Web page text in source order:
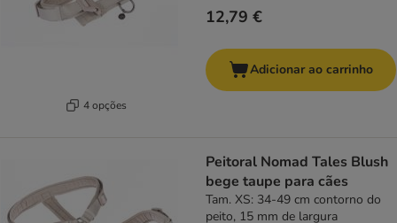
4 opções
12,79 €
Adicionar ao carrinho
Peitoral Nomad Tales Blush
bege taupe para cães
Tam. XS: 34-49 cm contorno do
peito, 15 mm de largura